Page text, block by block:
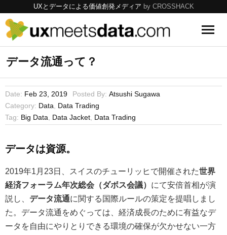
UXとデータによる価値創発メディア by CROSSHACK
UX
Data
Tools
データ流通って？
Date: Feb 23, 2019 Posted By: Atsushi Sugawa
Category: Data
Data Trading
Tag: Big Data Data Jacket Data Trading
データは資源。
2019年1月23日、スイスのチューリッヒで開催された世界
経済フォーラム年次総会（ダボス会議） にて安倍首相が演
説し、 データ流通に関する国際ルールの策定を提唱しまし
た。データ流通をめぐっては、経済成長のために有益なデ
ータを自由にやりとりできる環境の確保が欠かせない一方